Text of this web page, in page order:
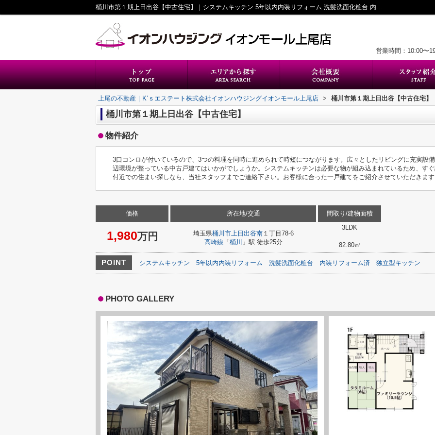
桶川市第１期上日出谷【中古住宅】｜システムキッチン 5年以内内装リフォーム 洗髪洗面化粧台 内装リフォーム済 独立型キッチン｜上尾の不動産｜K’ｓエステート株式会社イオンハウジングイオンモール上尾店
営業時間：10:00〜
上尾の不動産｜K’ｓエステート株式会社イオンハウジングイオンモール上尾店 > 桶川市第１期上日出谷【中古住宅】
桶川市第１期上日出谷【中古住宅】
物件紹介
3口コンロが付いているので、3つの料理を同時に進められて時短につながります。広々としたリビングに充実設
辺環境が整っている中古戸建てはいかがでしょうか。システムキッチンは必要な物が組み込まれているため、す
付近での住まい探しなら、当社スタッフまでご連絡下さい。お客様に合った一戸建てをご紹介させていただきま
価格
1,980万円
所在地/交通
埼玉県桶川市上日出谷南１丁目78-6
高崎線 「 桶川 」駅 徒歩25分
間取り/建物面積
3LDK
82.80㎡
POINT システムキッチン 5年以内内装リフォーム 洗髪洗面化粧台 内装リフォーム済 独立型キッチン
PHOTO GALLERY